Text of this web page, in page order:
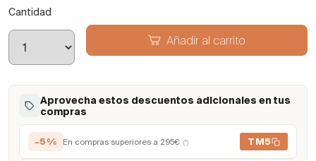
Cantidad
Añadir al carrito
Aprovecha estos descuentos adicionales en tus
compras
-5% En compras superiores a 295€ (*) TM5